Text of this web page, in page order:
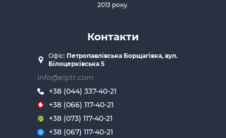
2013 року.
Контакти
Офіс: Петропавлівська Борщагівка, вул.
Білоцерківська 5
info@elptr.com
+38 (044) 337-40-21
+38 (066) 117-40-21
+38 (073) 117-40-21
+38 (067) 117-40-21